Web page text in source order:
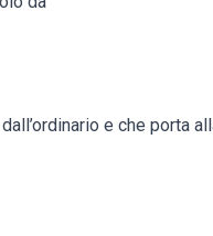
e che porta